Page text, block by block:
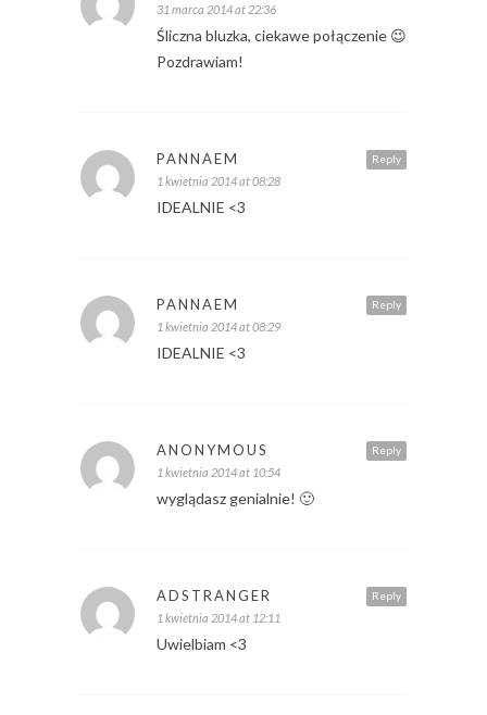
31 marca 2014 at 22:36
Śliczna bluzka, ciekawe połączenie 😉
Pozdrawiam!
Reply
PANNAEM
1 kwietnia 2014 at 08:28
IDEALNIE <3
Reply
PANNAEM
1 kwietnia 2014 at 08:29
IDEALNIE <3
Reply
ANONYMOUS
1 kwietnia 2014 at 10:54
wyglądasz genialnie! 🙂
Reply
ADSTRANGER
1 kwietnia 2014 at 12:11
Uwielbiam <3